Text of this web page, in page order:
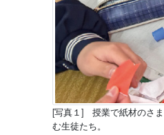
[写真１] 授業で紙材のさま
む生徒たち。